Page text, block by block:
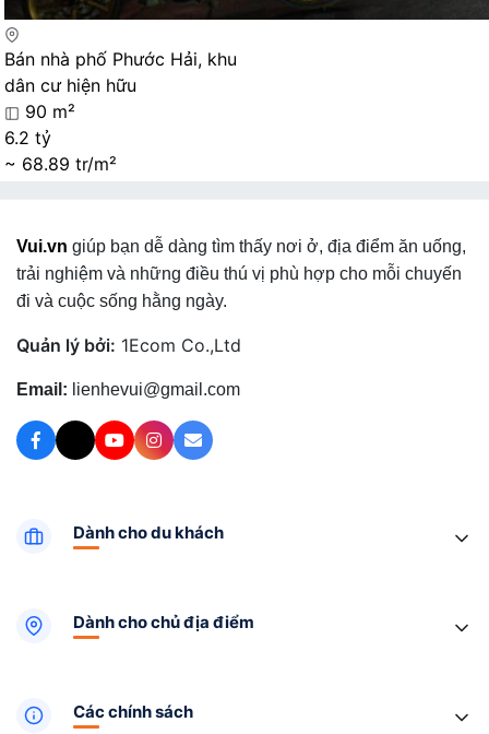
Bán nhà phố Phước Hải, khu
dân cư hiện hữu
90 m²
6.2 tỷ
~ 68.89 tr/m²
Vui.vn giúp bạn dễ dàng tìm thấy nơi ở, địa điểm ăn uống,
trải nghiệm và những điều thú vị phù hợp cho mỗi chuyến
đi và cuộc sống hằng ngày.
Quản lý bởi: 1Ecom Co.,Ltd
Email: lienhevui@gmail.com
Dành cho du khách
Dành cho chủ địa điểm
Các chính sách